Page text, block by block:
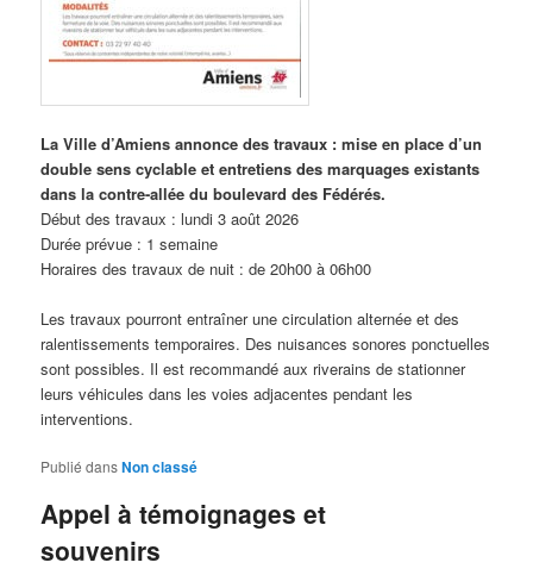
La Ville d’Amiens annonce des travaux : mise en place d’un
double sens cyclable et entretiens des marquages existants
dans la contre-allée du boulevard des Fédérés.
Début des travaux : lundi 3 août 2026
Durée prévue : 1 semaine
Horaires des travaux de nuit : de 20h00 à 06h00
Les travaux pourront entraîner une circulation alternée et des
ralentissements temporaires. Des nuisances sonores ponctuelles
sont possibles. Il est recommandé aux riverains de stationner
leurs véhicules dans les voies adjacentes pendant les
interventions.
Publié dansNon classé
Appel à témoignages et
souvenirs